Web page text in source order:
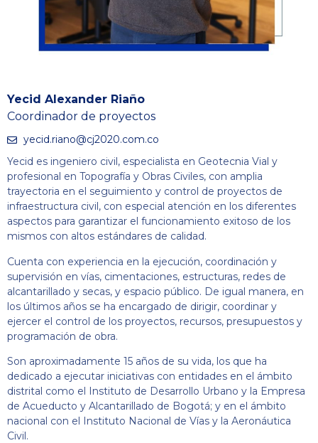
Yecid Alexander Riaño
Coordinador de proyectos
yecid.riano@cj2020.com.co
Yecid es ingeniero civil, especialista en Geotecnia Vial y
profesional en Topografía y Obras Civiles, con amplia
trayectoria en el seguimiento y control de proyectos de
infraestructura civil, con especial atención en los diferentes
aspectos para garantizar el funcionamiento exitoso de los
mismos con altos estándares de calidad.
Cuenta con experiencia en la ejecución, coordinación y
supervisión en vías, cimentaciones, estructuras, redes de
alcantarillado y secas, y espacio público. De igual manera, en
los últimos años se ha encargado de dirigir, coordinar y
ejercer el control de los proyectos, recursos, presupuestos y
programación de obra.
Son aproximadamente 15 años de su vida, los que ha
dedicado a ejecutar iniciativas con entidades en el ámbito
distrital como el Instituto de Desarrollo Urbano y la Empresa
de Acueducto y Alcantarillado de Bogotá; y en el ámbito
nacional con el Instituto Nacional de Vías y la Aeronáutica
Civil.